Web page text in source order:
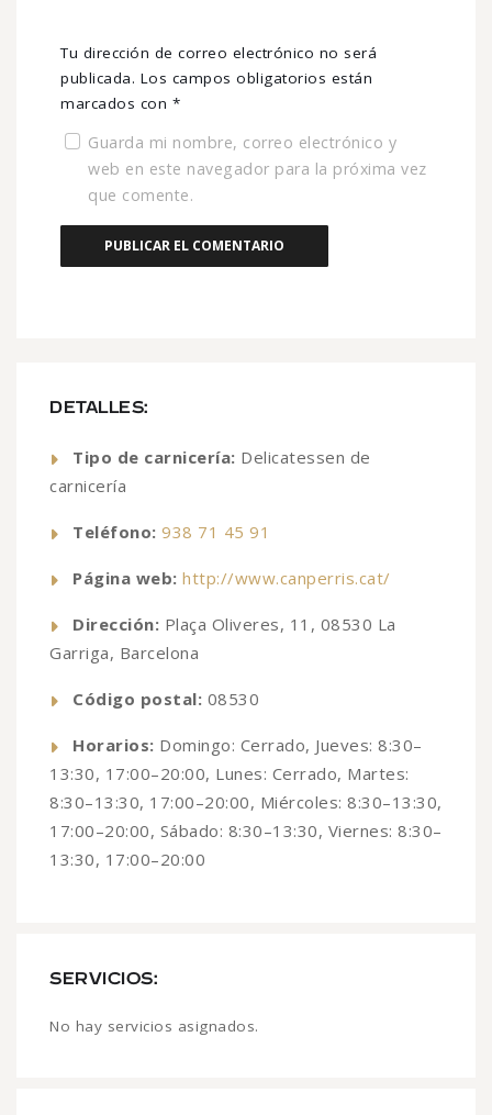
DETALLES:
Tipo de carnicería: Delicatessen de
carnicería
Teléfono: 938 71 45 91
Página web: http://www.canperris.cat/
Dirección: Plaça Oliveres, 11, 08530 La
Garriga, Barcelona
Código postal: 08530
Horarios: Domingo: Cerrado, Jueves: 8:30–
13:30, 17:00–20:00, Lunes: Cerrado, Martes:
8:30–13:30, 17:00–20:00, Miércoles: 8:30–13:30,
17:00–20:00, Sábado: 8:30–13:30, Viernes: 8:30–
13:30, 17:00–20:00
SERVICIOS:
No hay servicios asignados.
Tu dirección de correo electrónico no será
publicada. Los campos obligatorios están
marcados con *
Guarda mi nombre, correo electrónico y
web en este navegador para la próxima vez
que comente.